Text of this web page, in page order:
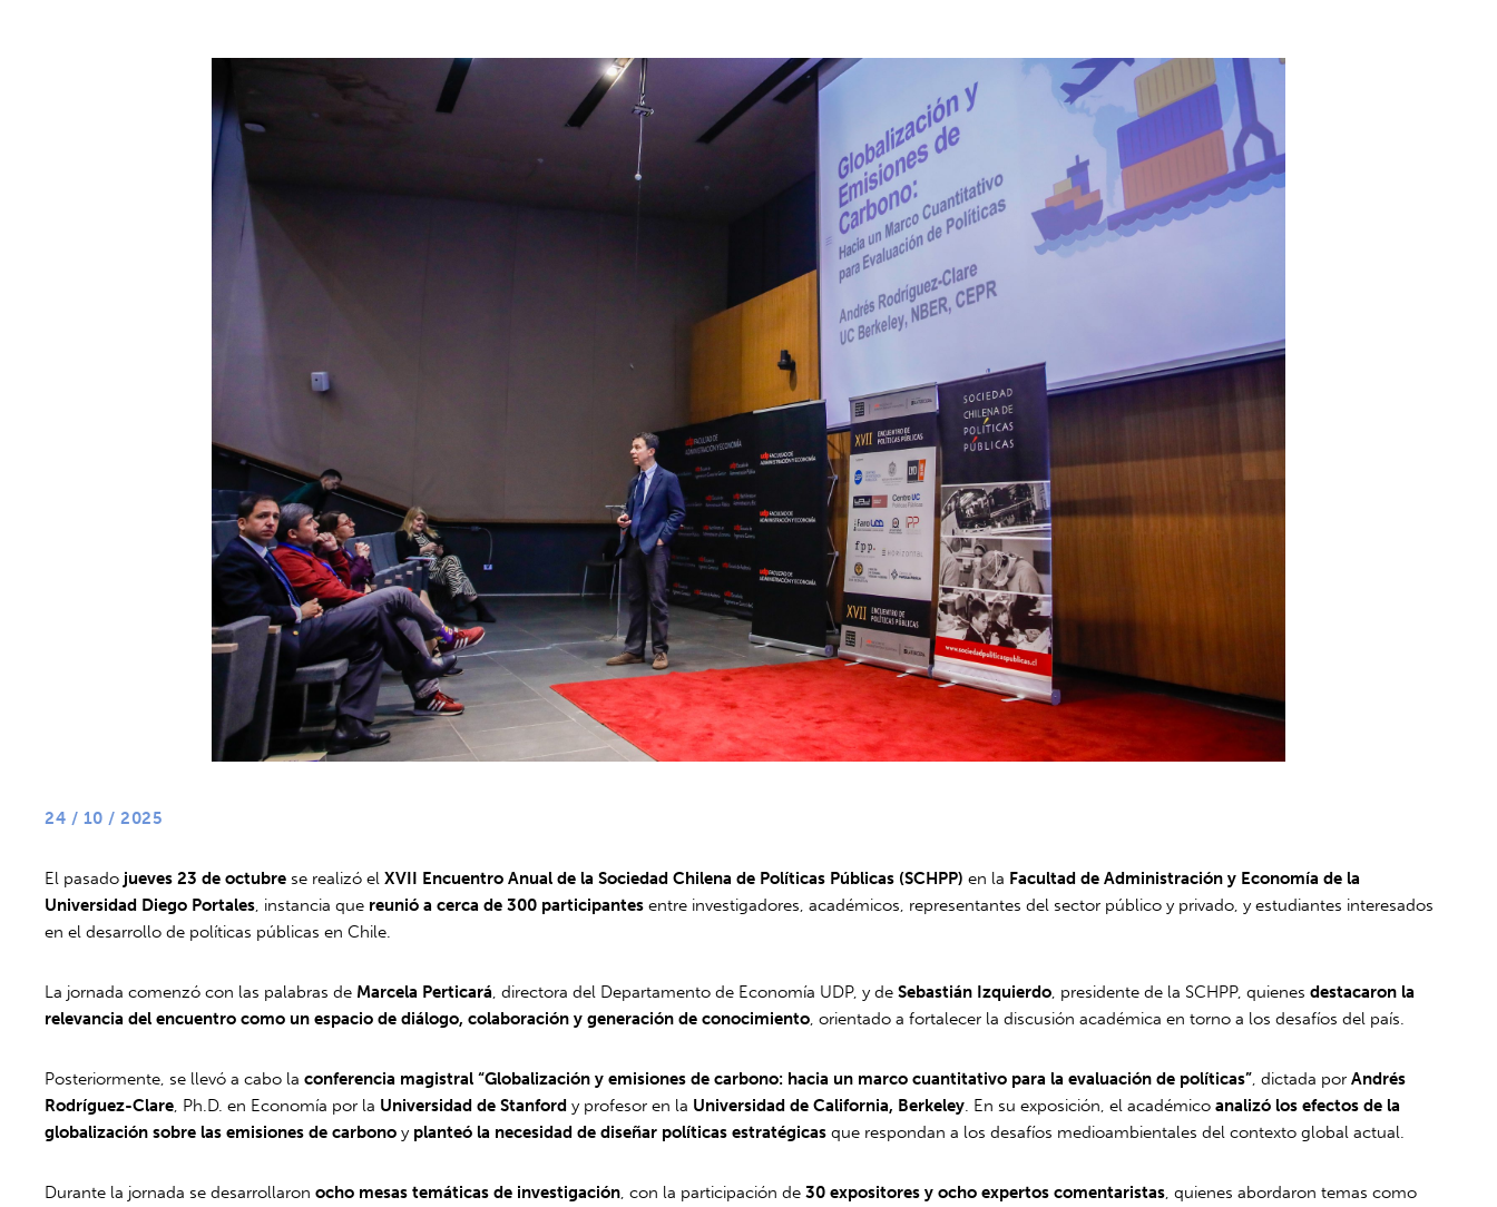
24 / 10 / 2025
El pasado jueves 23 de octubrese realizó elXVII Encuentro Anual de la Sociedad Chilena de Políticas Públicas (SCHPP) en la Facultad de Administración y Economía de la
Universidad Diego Portales, instancia que reunió a cerca de 300 participantes entre investigadores, académicos, representantes del sector público y privado, y estudiantes interesados
en el desarrollo de políticas públicas en Chile.
La jornada comenzó con las palabras de Marcela Perticará, directora del Departamento de Economía UDP, y deSebastián Izquierdo, presidente de la SCHPP, quienesdestacaron la
relevancia del encuentro como un espacio de diálogo, colaboración y generación de conocimiento, orientado a fortalecer la discusión académica en torno a los desafíos del país.
Posteriormente, se llevó a cabo laconferencia magistral “Globalización y emisiones de carbono: hacia un marco cuantitativo para la evaluación de políticas”, dictada porAndrés
Rodríguez-Clare, Ph.D. en Economía por la Universidad de Stanford y profesor en la Universidad de California, Berkeley. En su exposición, el académicoanalizó los efectos de la
globalización sobre las emisiones de carbono y planteó la necesidad de diseñar políticas estratégicas que respondan a los desafíos medioambientales del contexto global actual.
Durante la jornada se desarrollaronocho mesas temáticas de investigación, con la participación de30 expositores y ocho expertos comentaristas, quienes abordaron temas como